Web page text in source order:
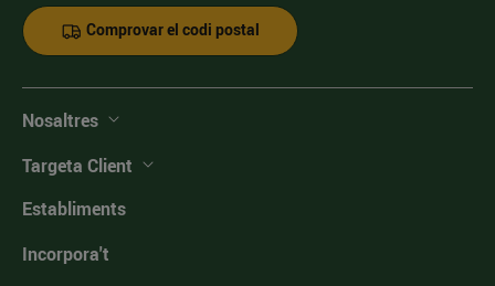
Comprovar el codi postal
Nosaltres
Targeta Client
Establiments
Incorpora't